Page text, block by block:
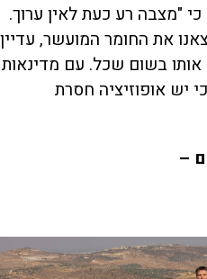
"מצבה רע כעת לאין ערוך.
את החומר המועשר, עדיין
בשום שכל. עם מדינאות
יש אופוזיציה חסרת
–